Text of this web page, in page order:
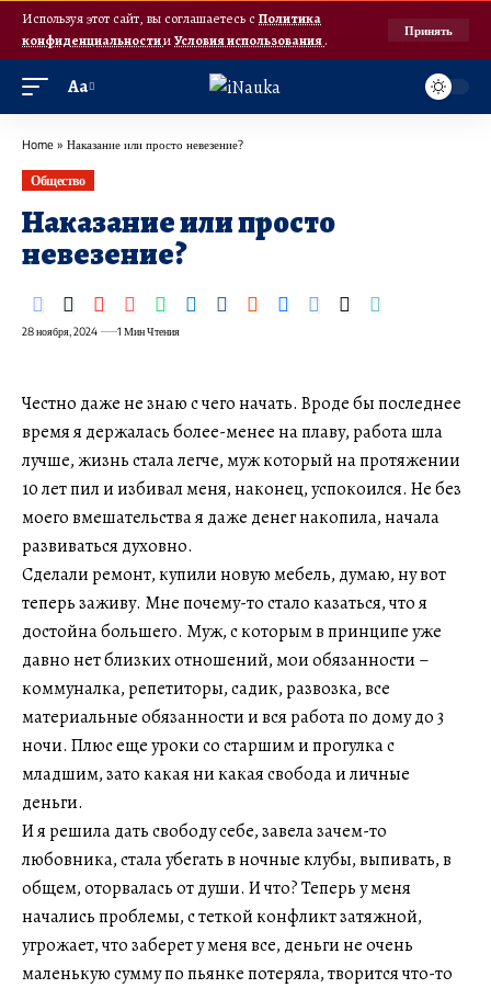
Используя этот сайт, вы соглашаетесь с Политика
конфиденциальностииУсловия использования.
Принять
Аа
Home » Наказание или просто невезение?
Общество
Наказание или просто
невезение?
28 ноября, 2024 1 Мин Чтения
Честно даже не знаю с чего начать. Вроде бы последнее
время я держалась более-менее на плаву, работа шла
лучше, жизнь стала легче, муж который на протяжении
10 лет пил и избивал меня, наконец, успокоился. Не без
моего вмешательства я даже денег накопила, начала
развиваться духовно.
Сделали ремонт, купили новую мебель, думаю, ну вот
теперь заживу. Мне почему-то стало казаться, что я
достойна большего. Муж, с которым в принципе уже
давно нет близких отношений, мои обязанности –
коммуналка, репетиторы, садик, развозка, все
материальные обязанности и вся работа по дому до 3
ночи. Плюс еще уроки со старшим и прогулка с
младшим, зато какая ни какая свобода и личные
деньги.
И я решила дать свободу себе, завела зачем-то
любовника, стала убегать в ночные клубы, выпивать, в
общем, оторвалась от души. И что? Теперь у меня
начались проблемы, с теткой конфликт затяжной,
угрожает, что заберет у меня все, деньги не очень
маленькую сумму по пьянке потеряла, творится что-то